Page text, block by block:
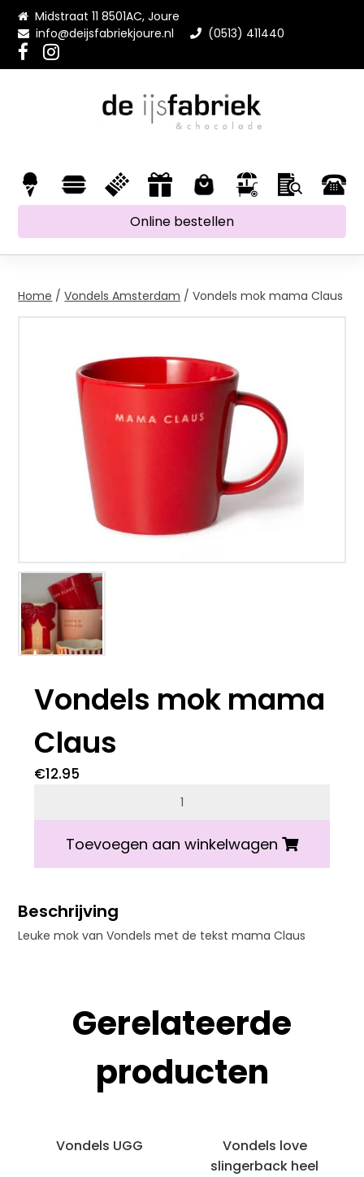
Midstraat 11 8501AC, Joure
info@deijsfabriekjoure.nl
(0513) 411440
Online bestellen
Home /Vondels Amsterdam / Vondels mok mama Claus
Vondels mok mama
Claus
€12.95
Vondels mok mama Claus aantal
Toevoegen aan winkelwagen
Beschrijving
Leuke mok van Vondels met de tekst mama Claus
Gerelateerde
producten
Vondels UGG
Vondels love
slingerback heel